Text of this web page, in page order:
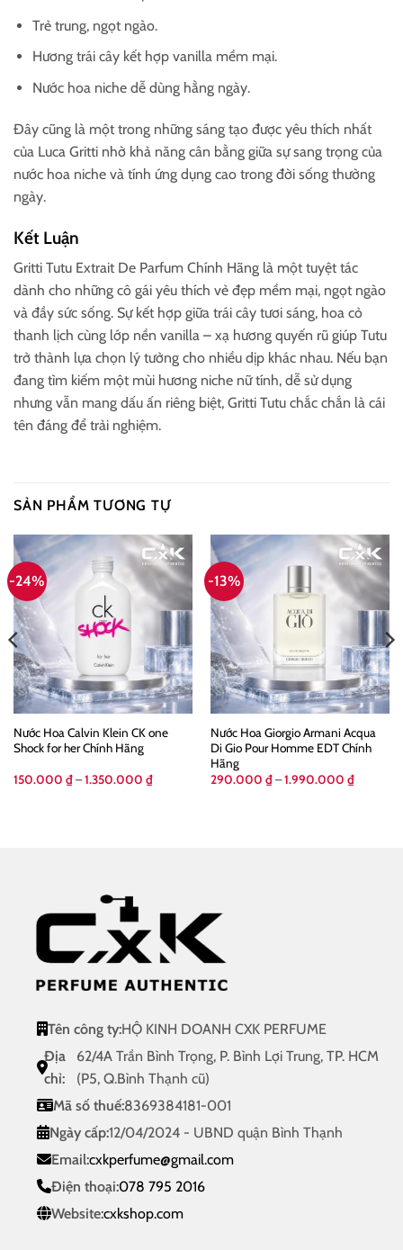
Trẻ trung, ngọt ngào.
Hương trái cây kết hợp vanilla mềm mại.
Nước hoa niche dễ dùng hằng ngày.
Đây cũng là một trong những sáng tạo được yêu thích nhất
của Luca Gritti nhờ khả năng cân bằng giữa sự sang trọng của
nước hoa niche và tính ứng dụng cao trong đời sống thường
ngày.
Kết Luận
Gritti Tutu Extrait De Parfum Chính Hãng là một tuyệt tác
dành cho những cô gái yêu thích vẻ đẹp mềm mại, ngọt ngào
và đầy sức sống. Sự kết hợp giữa trái cây tươi sáng, hoa cỏ
thanh lịch cùng lớp nền vanilla – xạ hương quyến rũ giúp Tutu
trở thành lựa chọn lý tưởng cho nhiều dịp khác nhau. Nếu bạn
đang tìm kiếm một mùi hương niche nữ tính, dễ sử dụng
nhưng vẫn mang dấu ấn riêng biệt, Gritti Tutu chắc chắn là cái
tên đáng để trải nghiệm.
SẢN PHẨM TƯƠNG TỰ
-24%
Nước Hoa Calvin Klein CK one
Shock for her Chính Hãng
150.000 ₫ – 1.350.000 ₫Khoảng
giá:
-13%
Nước Hoa Giorgio Armani Acqua
Di Gio Pour Homme EDT Chính
Hãng
290.000 ₫ – 1.990.000 ₫Khoảng
giá:
Tên công ty:HỘ KINH DOANH CXK PERFUME
Địa
chỉ:
62/4A Trần Bình Trọng, P. Bình Lợi Trung, TP. HCM
(P5, Q.Bình Thạnh cũ)
Mã số thuế:8369384181-001
Ngày cấp:12/04/2024 - UBND quận Bình Thạnh
Email:cxkperfume@gmail.com
Điện thoại:078 795 2016
Website:cxkshop.com